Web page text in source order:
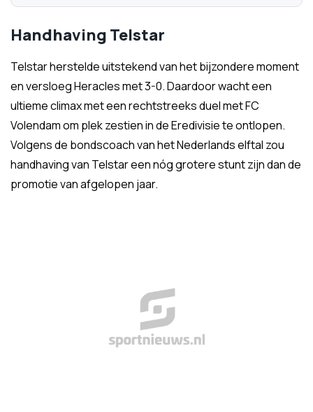
Handhaving Telstar
Telstar herstelde uitstekend van het bijzondere moment
en versloeg Heracles met 3-0. Daardoor wacht een
ultieme climax met een rechtstreeks duel met FC
Volendam om plek zestien in de Eredivisie te ontlopen.
Volgens de bondscoach van het Nederlands elftal zou
handhaving van Telstar een nóg grotere stunt zijn dan de
promotie van afgelopen jaar.